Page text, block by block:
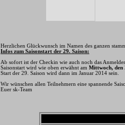
Herzlichen Glückwunsch im Namen des ganzen
Infos zum Saisonstart der 29. Saison:
Ab sofort ist der Checkin wie auch noch das
Saisonstart wird wie oben erwähnt am Mittwoch, den
Start der 29. Saison wird dann im Januar 2014 sein.
Wir wünschen allen Teilnehmern eine spannende
Euer sk-Team